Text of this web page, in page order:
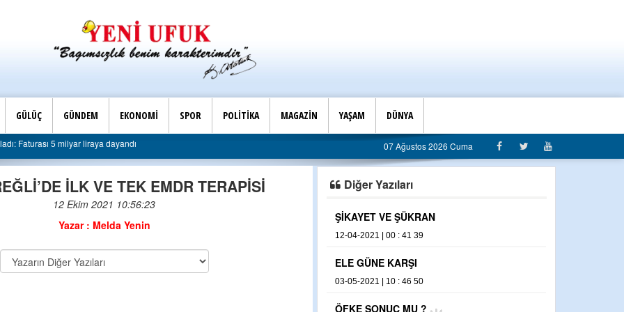
GÜLÜÇ GÜNDEM EKONOMİ SPOR POLİTİKA MAGAZİN YAŞAM DÜNYA
Son Dakika |AK Parti Ereğli İlçe Başkanlığı’ndan belediyeye sert eleştiri: “Algı siyaseti değil, hizmet belediyeciliği”
07 Ağustos 2026 Cuma
İLK VE TEK EMDR TERAPİSİ
12 Ekim 2021 10:56:23
Yazar : Melda Yenin
Diğer Yazıları
STİLLERİ
05-05-2022 | 12 : 18 25
ŞİKAYET VE ŞÜKRAN
12-04-2021 | 00 : 41 39
ELE GÜNE KARŞI
03-05-2021 | 10 : 46 50
ÖFKE SONUÇ MU ?